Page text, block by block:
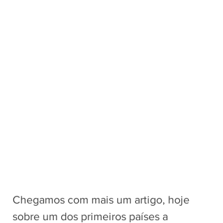
Chegamos com mais um artigo, hoje
sobre um dos primeiros países a